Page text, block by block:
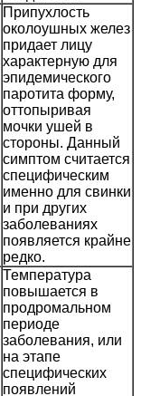
Припухлость
околоушных желез
придает лицу
характерную для
эпидемического
паротита форму,
оттопыривая
мочки ушей в
стороны. Данный
симптом считается
специфическим
именно для свинки
и при других
заболеваниях
появляется крайне
редко.
Температура
повышается в
продромальном
периоде
заболевания, или
на этапе
специфических
появлений